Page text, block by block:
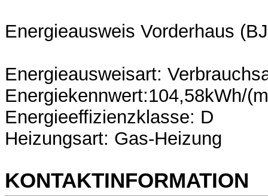
Energieausweis Vorderhaus
Energieausweisart:
Energiekennwert:104,58kWh/
Energieeffizienzklasse: D
Heizungsart: Gas-Heizung
KONTAKTINFORMATION